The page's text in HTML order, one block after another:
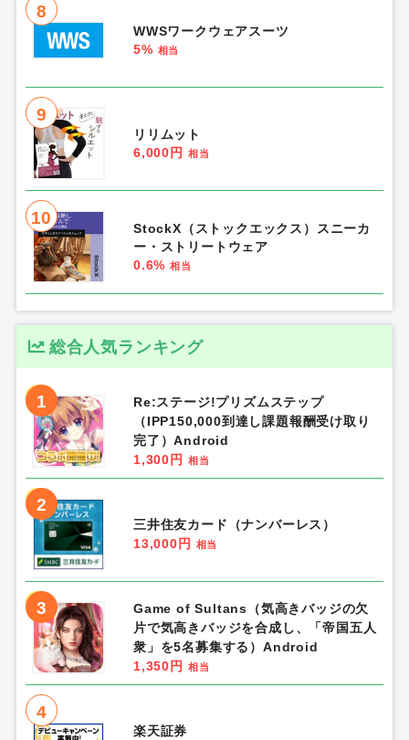
8
WWSワークウェアスーツ
5% 相当
9
リリムット
6,000円
相当
10
StockX（ストックエックス）スニーカ
ー・ストリートウェア
0.6% 相当
総合人気ランキング
1
Re:ステージ!プリズムステップ
（IPP150,000到達し課題報酬受け取り
完了）Android
1,300円
相当
2
三井住友カード（ナンバーレス）
13,000円
相当
3
Game of Sultans（気高きバッジの欠
片で気高きバッジを合成し、「帝国五人
衆」を5名募集する）Android
1,350円
相当
4
楽天証券